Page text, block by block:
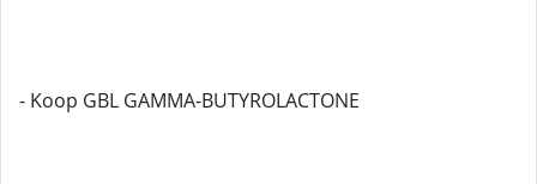
- Koop GBL GAMMA-BUTYROLACTONE